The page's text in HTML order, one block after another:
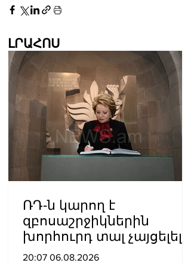
ԼՐԱՀՈՍ
ՌԴ-ն կարող է
զբոսաշրջիկներին
խորհուրդ տալ չայցելել
Հայաստան՝
20:07 06.08.2026